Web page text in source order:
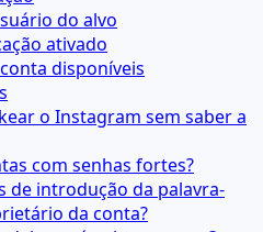
do alvo
ativado
disponíveis
o Instagram sem saber a
com senhas fortes?
de introdução da palavra-
da conta?